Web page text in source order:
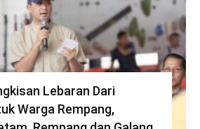
Lebaran Dari
Warga Rempang,